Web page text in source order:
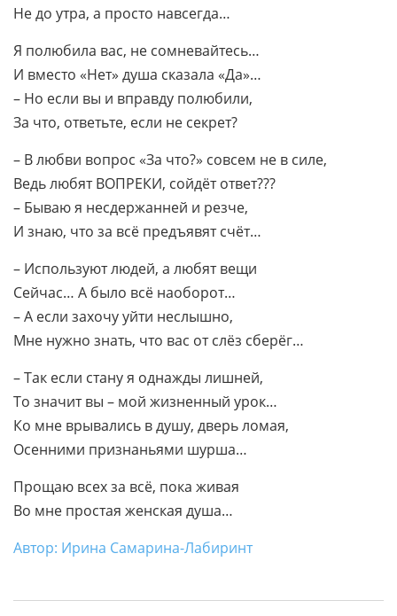
Не до утра, а просто навсегда…
Я полюбила вас, не сомневайтесь…
И вместо «Нет» душа сказала «Да»…
– Но если вы и вправду полюбили,
За что, ответьте, если не секрет?
– В любви вопрос «За что?» совсем не в силе,
Ведь любят ВОПРЕКИ, сойдёт ответ???
– Бываю я несдержанней и резче,
И знаю, что за всё предъявят счёт…
– Используют людей, а любят вещи
Сейчас… А было всё наоборот…
– А если захочу уйти неслышно,
Мне нужно знать, что вас от слёз сберёг…
– Так если стану я однажды лишней,
То значит вы – мой жизненный урок…
Ко мне врывались в душу, дверь ломая,
Осенними признаньями шурша…
Прощаю всех за всё, пока живая
Во мне простая женская душа…
Автор: Ирина Самарина-Лабиринт